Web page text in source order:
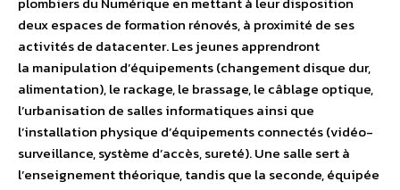
deux espaces de formation rénovés, à proximité de ses
activités de datacenter. Les jeunes apprendront
la manipulation d’équipements (changement disque dur,
alimentation), le rackage, le brassage, le câblage optique,
l’urbanisation de salles informatiques ainsi que
l’installation physique d’équipements connectés (vidéo-
surveillance, système d’accès, sureté). Une salle sert à
l’enseignement théorique, tandis que la seconde, équipée